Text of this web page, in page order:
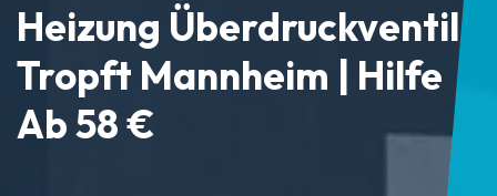
Heizung Überdruckventil
Tropft Mannheim | Hilfe
Ab 58 €